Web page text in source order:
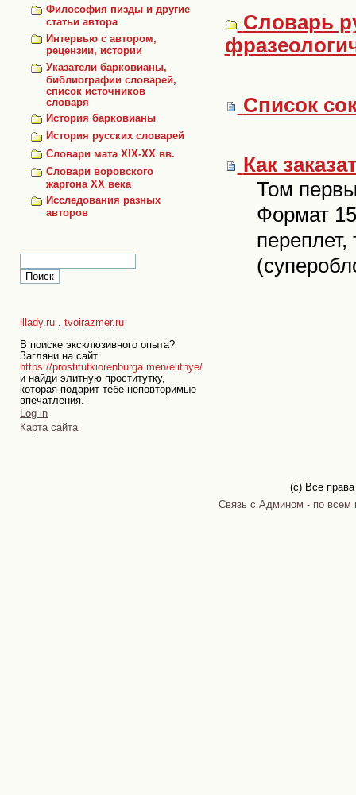
Философия пизды и другие
статьи автора
Интервью с автором,
рецензии, истории
Указатели барковианы,
библиографии словарей,
список источников
словаря
История барковианы
История русских словарей
Словари мата XIX-XX вв.
Словари воровского
жаргона ХХ века
Исследования разных
авторов
illady.ru .tvoirazmer.ru
В поиске эксклюзивного опыта?
Загляни на сайт
https://prostitutkiorenburga.men/elitnye/
и найди элитную проститутку,
которая подарит тебе неповторимые
впечатления.
Personal
tools
Log in
Карта сайта
Словарь
Список
Как
Том
Формат
(c) Все
Связь с Админом - по всем